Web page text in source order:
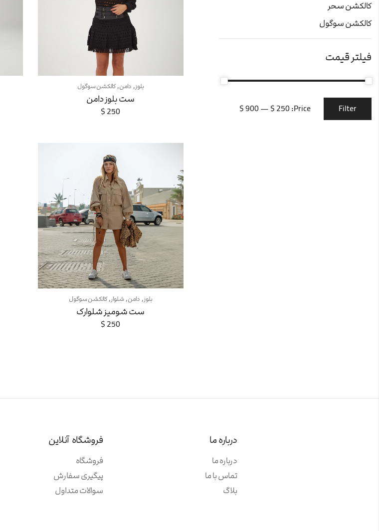
بلوز, دامن,کالکشن سوگول
ست بلوز دامن
$ 250
بلوز, دامن,شلوار,کالکشن سوگول
ست شومیز شلوارک
$ 250
کالکشن سحر
کالکشن سوگول
فیلتر قیمت
Filter
Price:
250 $
—
900 $
درباره ما
درباره ما
تماس با ما
بلاگ
فروشگاه آنلاین
فروشگاه
پیگیری سفارش
سوالات متداول